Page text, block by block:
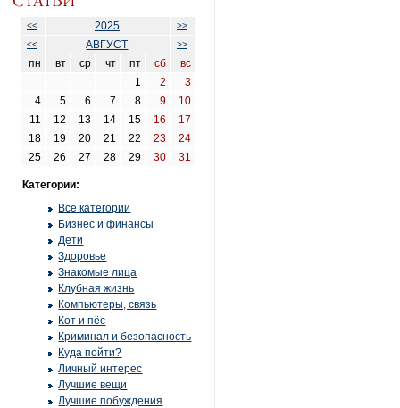
<< 2025
>>
<<
АВГУСТ >>
пн вт ср чт пт сб
вс
1
2
3
4
5 6 7 8 9
10
11
12 13 14 15 16
17
18
19 20 21 22 23
24
25
26 27 28 29 30 31
Категории:
Все категории
Бизнес и финансы
Дети
Здоровье
Знакомые лица
Клубная жизнь
Компьютеры, связь
Кот и пёс
Криминал и безопасность
Куда пойти?
Личный интерес
Лучшие вещи
Лучшие побуждения